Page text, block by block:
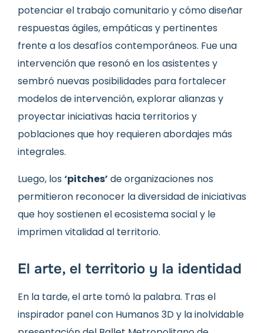
potenciar el trabajo comunitario y cómo diseñar
respuestas ágiles, empáticas y pertinentes
frente a los desafíos contemporáneos. Fue una
intervención que resonó en los asistentes y
sembró nuevas posibilidades para fortalecer
modelos de intervención, explorar alianzas y
proyectar iniciativas hacia territorios y
poblaciones que hoy requieren abordajes más
integrales.
Luego, los ‘pitches’de organizaciones nos
permitieron reconocer la diversidad de iniciativas
que hoy sostienen el ecosistema social y le
imprimen vitalidad al territorio.
El arte, el territorio y la identidad
En la tarde, el arte tomó la palabra. Tras el
inspirador panel con Humanos 3D y la inolvidable